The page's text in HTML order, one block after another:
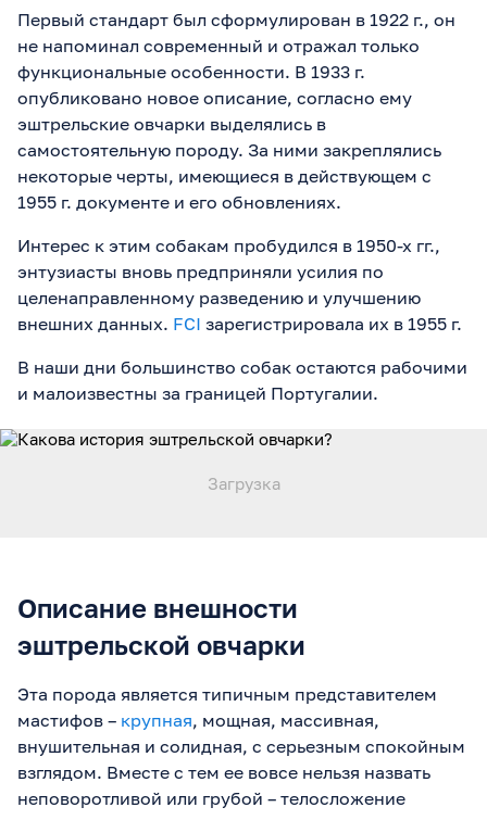
Первый стандарт был сформулирован в 1922 г., он
не напоминал современный и отражал только
функциональные особенности. В 1933 г.
опубликовано новое описание, согласно ему
эштрельские овчарки выделялись в
самостоятельную породу. За ними закреплялись
некоторые черты, имеющиеся в действующем с
1955 г. документе и его обновлениях.
Интерес к этим собакам пробудился в 1950-х гг.,
энтузиасты вновь предприняли усилия по
целенаправленному разведению и улучшению
внешних данных. FCI зарегистрировала их в 1955 г.
В наши дни большинство собак остаются рабочими
и малоизвестны за границей Португалии.
Описание внешности
эштрельской овчарки
Эта порода является типичным представителем
мастифов – крупная, мощная, массивная,
внушительная и солидная, с серьезным спокойным
взглядом. Вместе с тем ее вовсе нельзя назвать
неповоротливой или грубой – телосложение